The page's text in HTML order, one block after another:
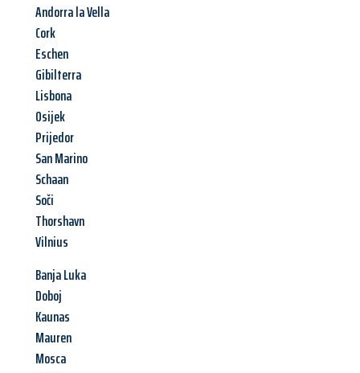
Andorra la Vella
Cork
Eschen
Gibilterra
Lisbona
Osijek
Prijedor
San Marino
Schaan
Soči
Thorshavn
Vilnius
Banja Luka
Doboj
Kaunas
Mauren
Mosca